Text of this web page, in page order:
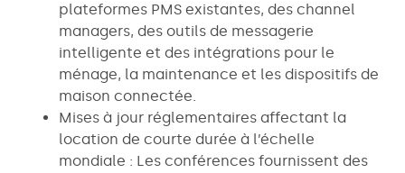
plateformes PMS existantes, des channel
managers, des outils de messagerie
intelligente et des intégrations pour le
ménage, la maintenance et les dispositifs de
maison connectée.
Mises à jour réglementaires affectant la
location de courte durée à l’échelle
mondiale : Les conférences fournissent des